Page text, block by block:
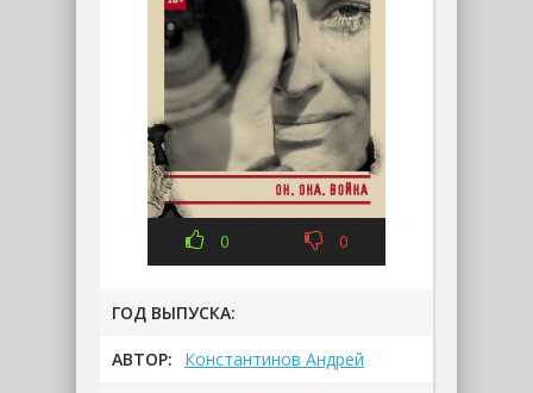
0 0
ГОД ВЫПУСКА:
АВТОР: Константинов Андрей